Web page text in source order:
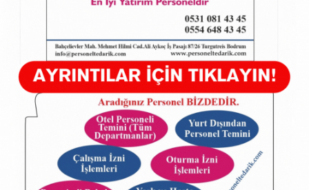
01.04.2025 - 14:11, Güncelleme: 01.04.2025 - 14:11
18713+ kez okundu.
Özgür Özel ve Mahmut Tanal, Volkan Konak'ın
Cenazesine Katıldı
ABONE OL